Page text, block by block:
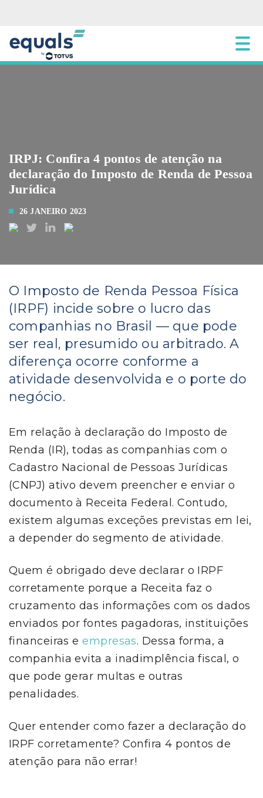
IRPJ: Confira 4 pontos de atenção na
declaração do Imposto de Renda de Pessoa
Jurídica
26 JANEIRO 2023
O Imposto de Renda Pessoa Física
(IRPF) incide sobre o lucro das
companhias no Brasil — que pode
ser real, presumido ou arbitrado. A
diferença ocorre conforme a
atividade desenvolvida e o porte do
negócio.
Em relação à declaração do Imposto de
Renda (IR), todas as companhias com o
Cadastro Nacional de Pessoas Jurídicas
(CNPJ) ativo devem preencher e enviar o
documento à Receita Federal. Contudo,
existem algumas exceções previstas em lei,
a depender do segmento de atividade.
Quem é obrigado deve declarar o IRPF
corretamente porque a Receita faz o
cruzamento das informações com os dados
enviados por fontes pagadoras, instituições
financeiras eempresas. Dessa forma, a
companhia evita a inadimplência fiscal, o
que pode gerar multas e outras
penalidades.
Quer entender como fazer a declaração do
IRPF corretamente? Confira 4 pontos de
atenção para não errar!